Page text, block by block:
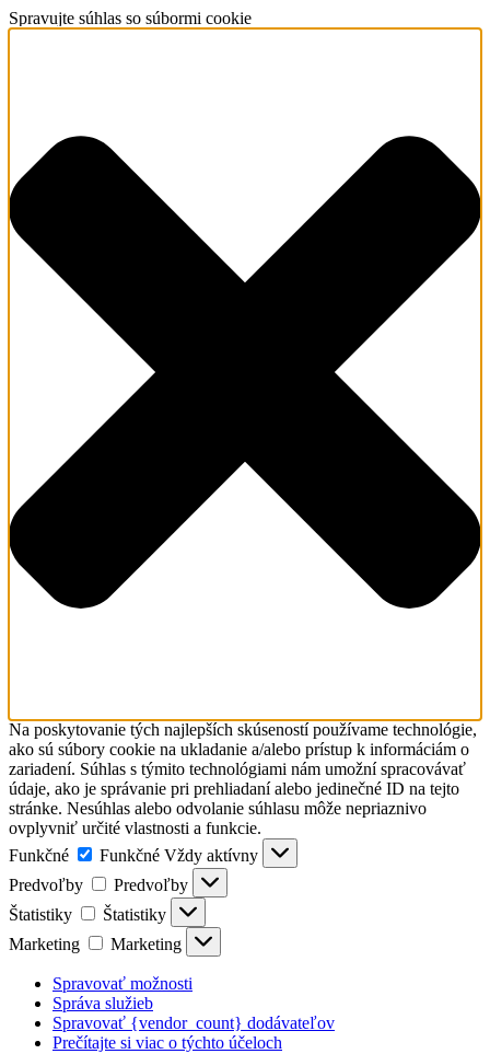
Spravujte súhlas so súbormi cookie
Na poskytovanie tých najlepších skúseností používame technológie,
ako sú súbory cookie na ukladanie a/alebo prístup k informáciám o
zariadení. Súhlas s týmito technológiami nám umožní spracovávať
údaje, ako je správanie pri prehliadaní alebo jedinečné ID na tejto
stránke. Nesúhlas alebo odvolanie súhlasu môže nepriaznivo
ovplyvniť určité vlastnosti a funkcie.
Funkčné
Funkčné Vždy aktívny
Predvoľby
Predvoľby
Štatistiky
Štatistiky
Marketing
Marketing
Spravovať možnosti
Správa služieb
Spravovať {vendor_count} dodávateľov
Prečítajte si viac o týchto účeloch